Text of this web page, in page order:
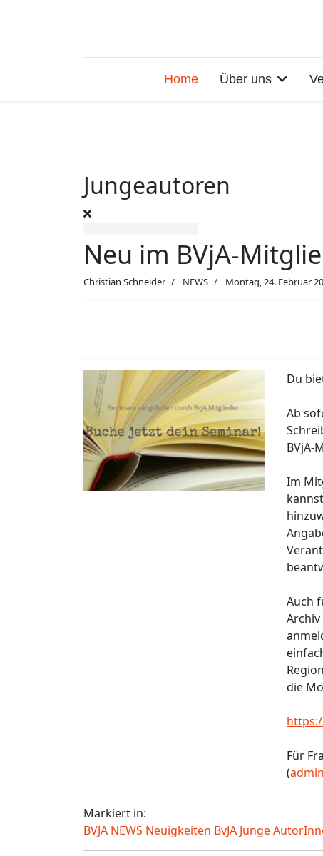
Home Über uns
Jungeautoren
Neu im BVjA-
Christian Schneider NEWS Montag, 24. Februar
Du
Ab
BVjA-
Im
Auch
die
Für
(
Markiert in:
BVJA NEWS Neuigkeiten BvJA Junge